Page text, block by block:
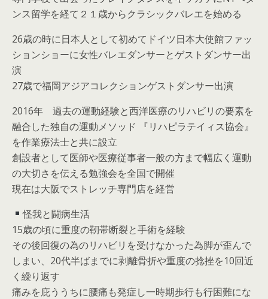
ンス留学を経て２１歳からクラシックバレエを始める
26歳の時に日本人として初めてドイツ日本大使館ファッ
ションショーに女性バレエダンサーとゲストダンサー出
演
27歳で福岡アジアコレクションゲストダンサー出演
2016年 過去の運動経験と西洋医療のリハビリの要素を
融合した独自の運動メソッド 『リハピラテイィス協会』
を作業療法士と共に設立
創設者として医師や医療従事者一般の方まで幅広く運動
の大切さを伝える勉強会を全国で開催
現在は大阪でストレッチ専門店を経営
怪我と闘病生活
15歳の頃に重度の靭帯断裂と手術を経験
その後回復の為のリハビリを受けなかった為脚が歪んで
しまい、20代半ばまでに剥離骨折や重度の捻挫を10回近
く繰り返す
痛みを庇ううちに腰痛も発症し一時期歩行も行困難にな